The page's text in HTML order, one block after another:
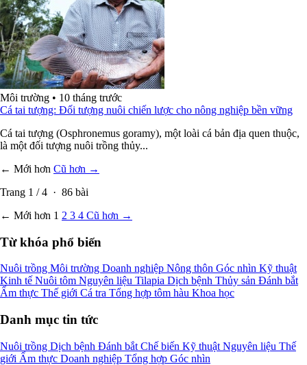
Môi trường • 10 tháng trước
Cá tai tượng: Đối tượng nuôi chiến lược cho nông nghiệp bền vững
Cá tai tượng (Osphronemus goramy), một loài cá bản địa quen thuộc,
là một đối tượng nuôi trồng thủy...
← Mới hơn Cũ hơn →
Trang 1 /4 · 86 bài
← Mới hơn 1 2 3 4 Cũ hơn →
Từ khóa phổ biến
Nuôi trồng Môi trường Doanh nghiệp Nông thôn Góc nhìn Kỹ thuật
Kinh tế Nuôi tôm Nguyên liệu Tilapia Dịch bệnh Thủy sản Đánh bắt
Ẩm thực Thế giới Cá tra Tổng hợp tôm hàu Khoa học
Danh mục tin tức
Nuôi trồng Dịch bệnh Đánh bắt Chế biến Kỹ thuật Nguyên liệu Thế
giới Ẩm thực Doanh nghiệp Tổng hợp Góc nhìn